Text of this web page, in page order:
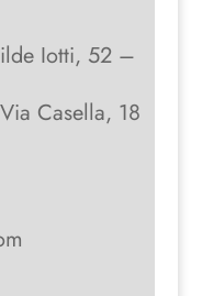
Iotti, 52 –
Casella, 18